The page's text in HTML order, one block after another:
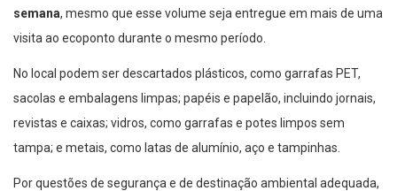
semana, mesmo que esse volume seja entregue em mais de uma
visita ao ecoponto durante o mesmo período.
No local podem ser descartados plásticos, como garrafas PET,
sacolas e embalagens limpas; papéis e papelão, incluindo jornais,
revistas e caixas; vidros, como garrafas e potes limpos sem
tampa; e metais, como latas de alumínio, aço e tampinhas.
Por questões de segurança e de destinação ambiental adequada,